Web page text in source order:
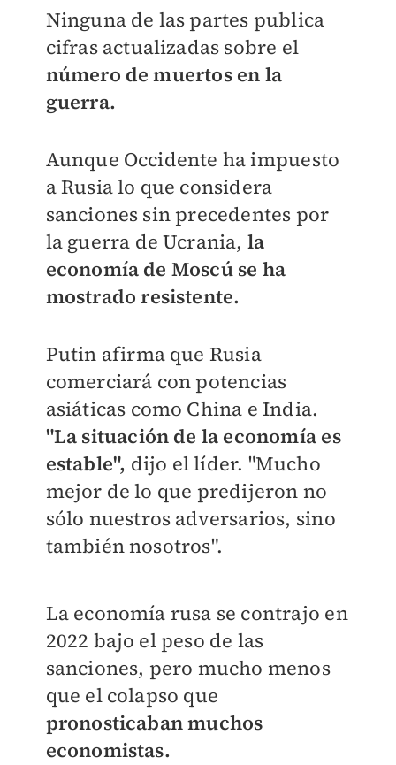
Ninguna de las partes publica
cifras actualizadas sobre el
número de muertos en la
guerra.
Aunque Occidente ha impuesto
a Rusia lo que considera
sanciones sin precedentes por
la guerra de Ucrania, la
economía de Moscú se ha
mostrado resistente.
Putin afirma que Rusia
comerciará con potencias
asiáticas como China e India.
"La situación de la economía es
estable", dijo el líder. "Mucho
mejor de lo que predijeron no
sólo nuestros adversarios, sino
también nosotros".
La economía rusa se contrajo en
2022 bajo el peso de las
sanciones, pero mucho menos
que el colapso que
pronosticaban muchos
economistas.